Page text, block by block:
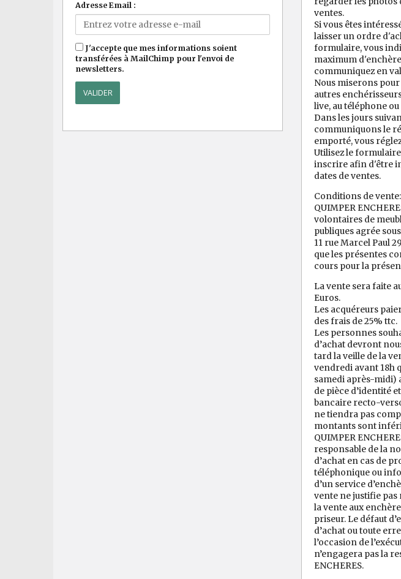
Adresse Email :
J'accepte que mes informations soient
transférées à MailChimp pour l'envoi de
newsletters.
ventes.
Si vous êtes
laisser un ordre
formulaire, vous
maximum
communiquez en
Nous miserons
autres
live, au téléphone
Dans les jours
communiquons le
emporté, vous
Utilisez le
inscrire afin d'être
dates de ventes.
Conditions de vente:
QUIMPER
volontaires de
publiques agrée
11 rue Marcel Paul
que les présentes
cours pour la
La vente sera faite
Euros.
Les acquéreurs
des frais de 25% ttc.
Les personnes
d’achat devront
tard la veille de la
vendredi avant 18h
samedi après-midi)
de pièce d’identité
bancaire recto-
ne tiendra pas
montants sont
QUIMPER
responsable de la
d’achat en cas de
téléphonique ou
d’un service
vente ne justifie pas
la vente aux
priseur. Le défaut
d’achat ou toute
l’occasion de
n’engagera pas la
ENCHERES.